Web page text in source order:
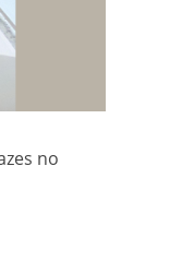
no